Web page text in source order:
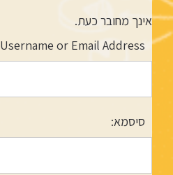
אינך מחובר כעת.
Username or Email Address:
סיסמא: